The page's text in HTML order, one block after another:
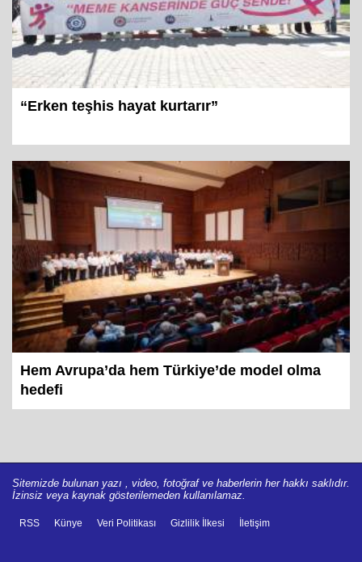
“Erken teşhis hayat kurtarır”
Hem Avrupa’da hem Türkiye’de model olma
hedefi
Sitemizde bulunan yazı , video, fotoğraf ve haberlerin her hakkı saklıdır.
İzinsiz veya kaynak gösterilemeden kullanılamaz.
RSS Künye Veri Politikası Gizlilik İlkesi İletişim